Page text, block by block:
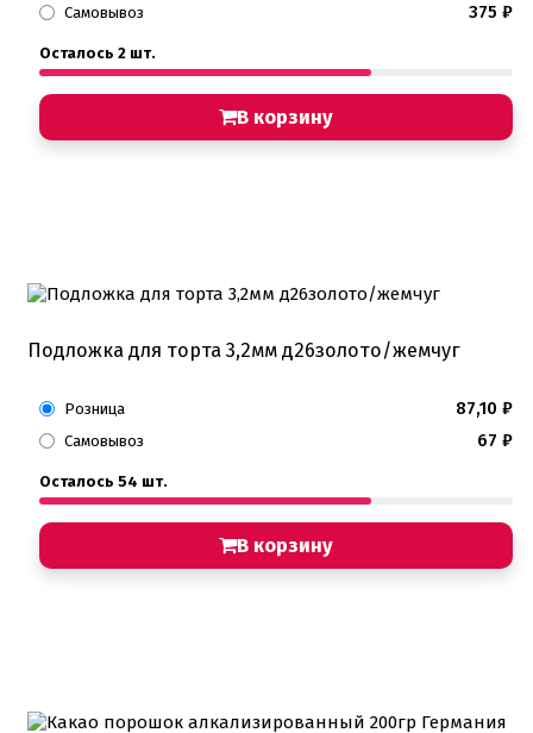
Самовывоз 375 ₽
Осталось 2 шт.
В корзину
Подложка для торта 3,2мм д26золото/жемчуг
Розница 87,10 ₽
Самовывоз 67 ₽
Осталось 54 шт.
В корзину